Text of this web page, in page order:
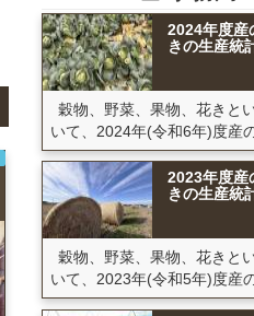
2024年度産
きの生産統
穀物、野菜、果物、花きと
いて、2024年(令和6年)度産
2023年度産
きの生産統
穀物、野菜、果物、花きと
いて、2023年(令和5年)度産